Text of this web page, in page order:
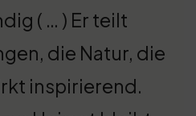
( … ) Er teilt
die Natur, die
inspirierend.